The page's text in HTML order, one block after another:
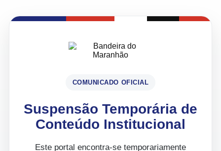
COMUNICADO OFICIAL
Suspensão Temporária de
Conteúdo Institucional
Este portal encontra-se temporariamente